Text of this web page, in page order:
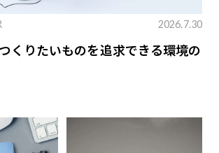
2026.7.30
くりたいものを追求できる環境の